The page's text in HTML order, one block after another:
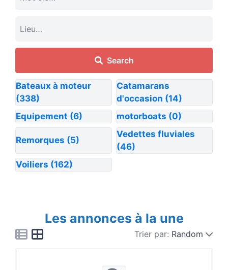
Search
Bateaux à moteur
(338)
Catamarans
d'occasion (14)
Equipement (6) motorboats (0)
Remorques (5)
Vedettes fluviales
(46)
Voiliers (162)
Les annonces à la une
Trier par: Random